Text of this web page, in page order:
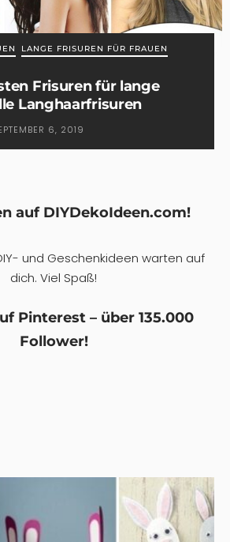
LANGE FRISUREN FÜR FRAUEN
Frisuren für lange
Langhaarfrisuren
6, 2019
auf DIYDekoIdeen.com!
und Geschenkideen warten auf
dich. Viel Spaß!
Pinterest – über 135.000
Follower!